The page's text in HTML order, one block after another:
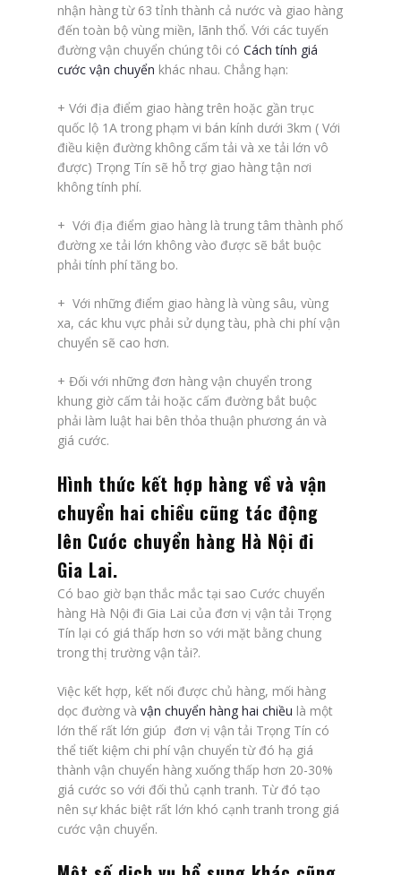
nhận hàng từ 63 tỉnh thành cả nước và giao hàng
đến toàn bộ vùng miền, lãnh thổ. Với các tuyến
đường vận chuyển chúng tôi có Cách tính giá
cước vận chuyển khác nhau. Chẳng hạn:
+ Với địa điểm giao hàng trên hoặc gần trục
quốc lộ 1A trong phạm vi bán kính dưới 3km ( Với
điều kiện đường không cấm tải và xe tải lớn vô
được) Trọng Tín sẽ hỗ trợ giao hàng tận nơi
không tính phí.
+ Với địa điểm giao hàng là trung tâm thành phố
đường xe tải lớn không vào được sẽ bắt buộc
phải tính phí tăng bo.
+ Với những điểm giao hàng là vùng sâu, vùng
xa, các khu vực phải sử dụng tàu, phà chi phí vận
chuyển sẽ cao hơn.
+ Đối với những đơn hàng vận chuyển trong
khung giờ cấm tải hoặc cấm đường bắt buộc
phải làm luật hai bên thỏa thuận phương án và
giá cước.
Hình thức kết hợp hàng về và vận
chuyển hai chiều cũng tác động
lên Cước chuyển hàng Hà Nội đi
Gia Lai.
Có bao giờ bạn thắc mắc tại sao Cước chuyển
hàng Hà Nội đi Gia Lai của đơn vị vận tải Trọng
Tín lại có giá thấp hơn so với mặt bằng chung
trong thị trường vận tải?.
Việc kết hợp, kết nối được chủ hàng, mối hàng
dọc đường và vận chuyển hàng hai chiều là một
lớn thế rất lớn giúp đơn vị vận tải Trọng Tín có
thể tiết kiệm chi phí vận chuyển từ đó hạ giá
thành vận chuyển hàng xuống thấp hơn 20-30%
giá cước so với đối thủ cạnh tranh. Từ đó tạo
nên sự khác biệt rất lớn khó cạnh tranh trong giá
cước vận chuyển.